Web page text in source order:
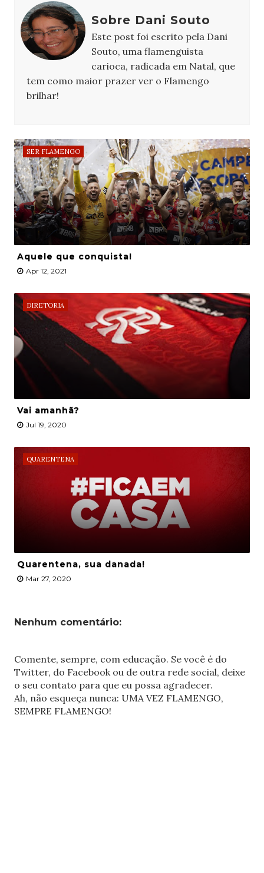
Sobre Dani Souto
Este post foi escrito pela Dani
Souto, uma flamenguista
carioca, radicada em Natal, que
tem como maior prazer ver o Flamengo
brilhar!
SER FLAMENGO
Aquele que conquista!
Apr 12, 2021
DIRETORIA
Vai amanhã?
Jul 19, 2020
QUARENTENA
Quarentena, sua danada!
Mar 27, 2020
Nenhum comentário:
Comente, sempre, com educação. Se você é do
Twitter, do Facebook ou de outra rede social, deixe
o seu contato para que eu possa agradecer.
Ah, não esqueça nunca: UMA VEZ FLAMENGO,
SEMPRE FLAMENGO!